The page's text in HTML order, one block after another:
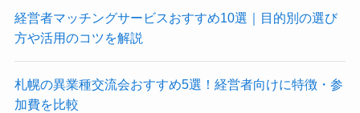
経営者マッチングサービスおすすめ10選｜目的別の選び
方や活用のコツを解説
札幌の異業種交流会おすすめ5選！経営者向けに特徴・参
加費を比較